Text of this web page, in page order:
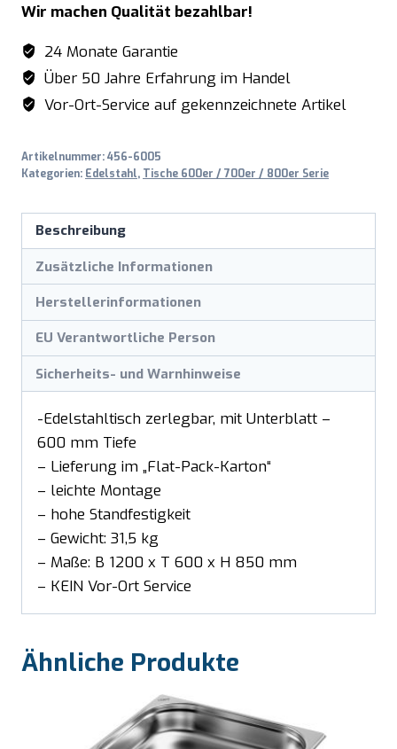
Unterblatt
-
B
1200
x
600
mm
Menge
Wir machen Qualität bezahlbar!
24 Monate Garantie
Über 50 Jahre Erfahrung im Handel
Vor-Ort-Service auf gekennzeichnete Artikel
Artikelnummer:456-6005
Kategorien: Edelstahl, Tische 600er / 700er / 800er Serie
Beschreibung
Zusätzliche Informationen
Herstellerinformationen
EU Verantwortliche Person
Sicherheits- und Warnhinweise
-Edelstahltisch zerlegbar, mit Unterblatt –
600 mm Tiefe
– Lieferung im „Flat-Pack-Karton“
– leichte Montage
– hohe Standfestigkeit
– Gewicht: 31,5 kg
– Maße: B 1200 x T 600 x H 850 mm
– KEIN Vor-Ort Service
Ähnliche Produkte